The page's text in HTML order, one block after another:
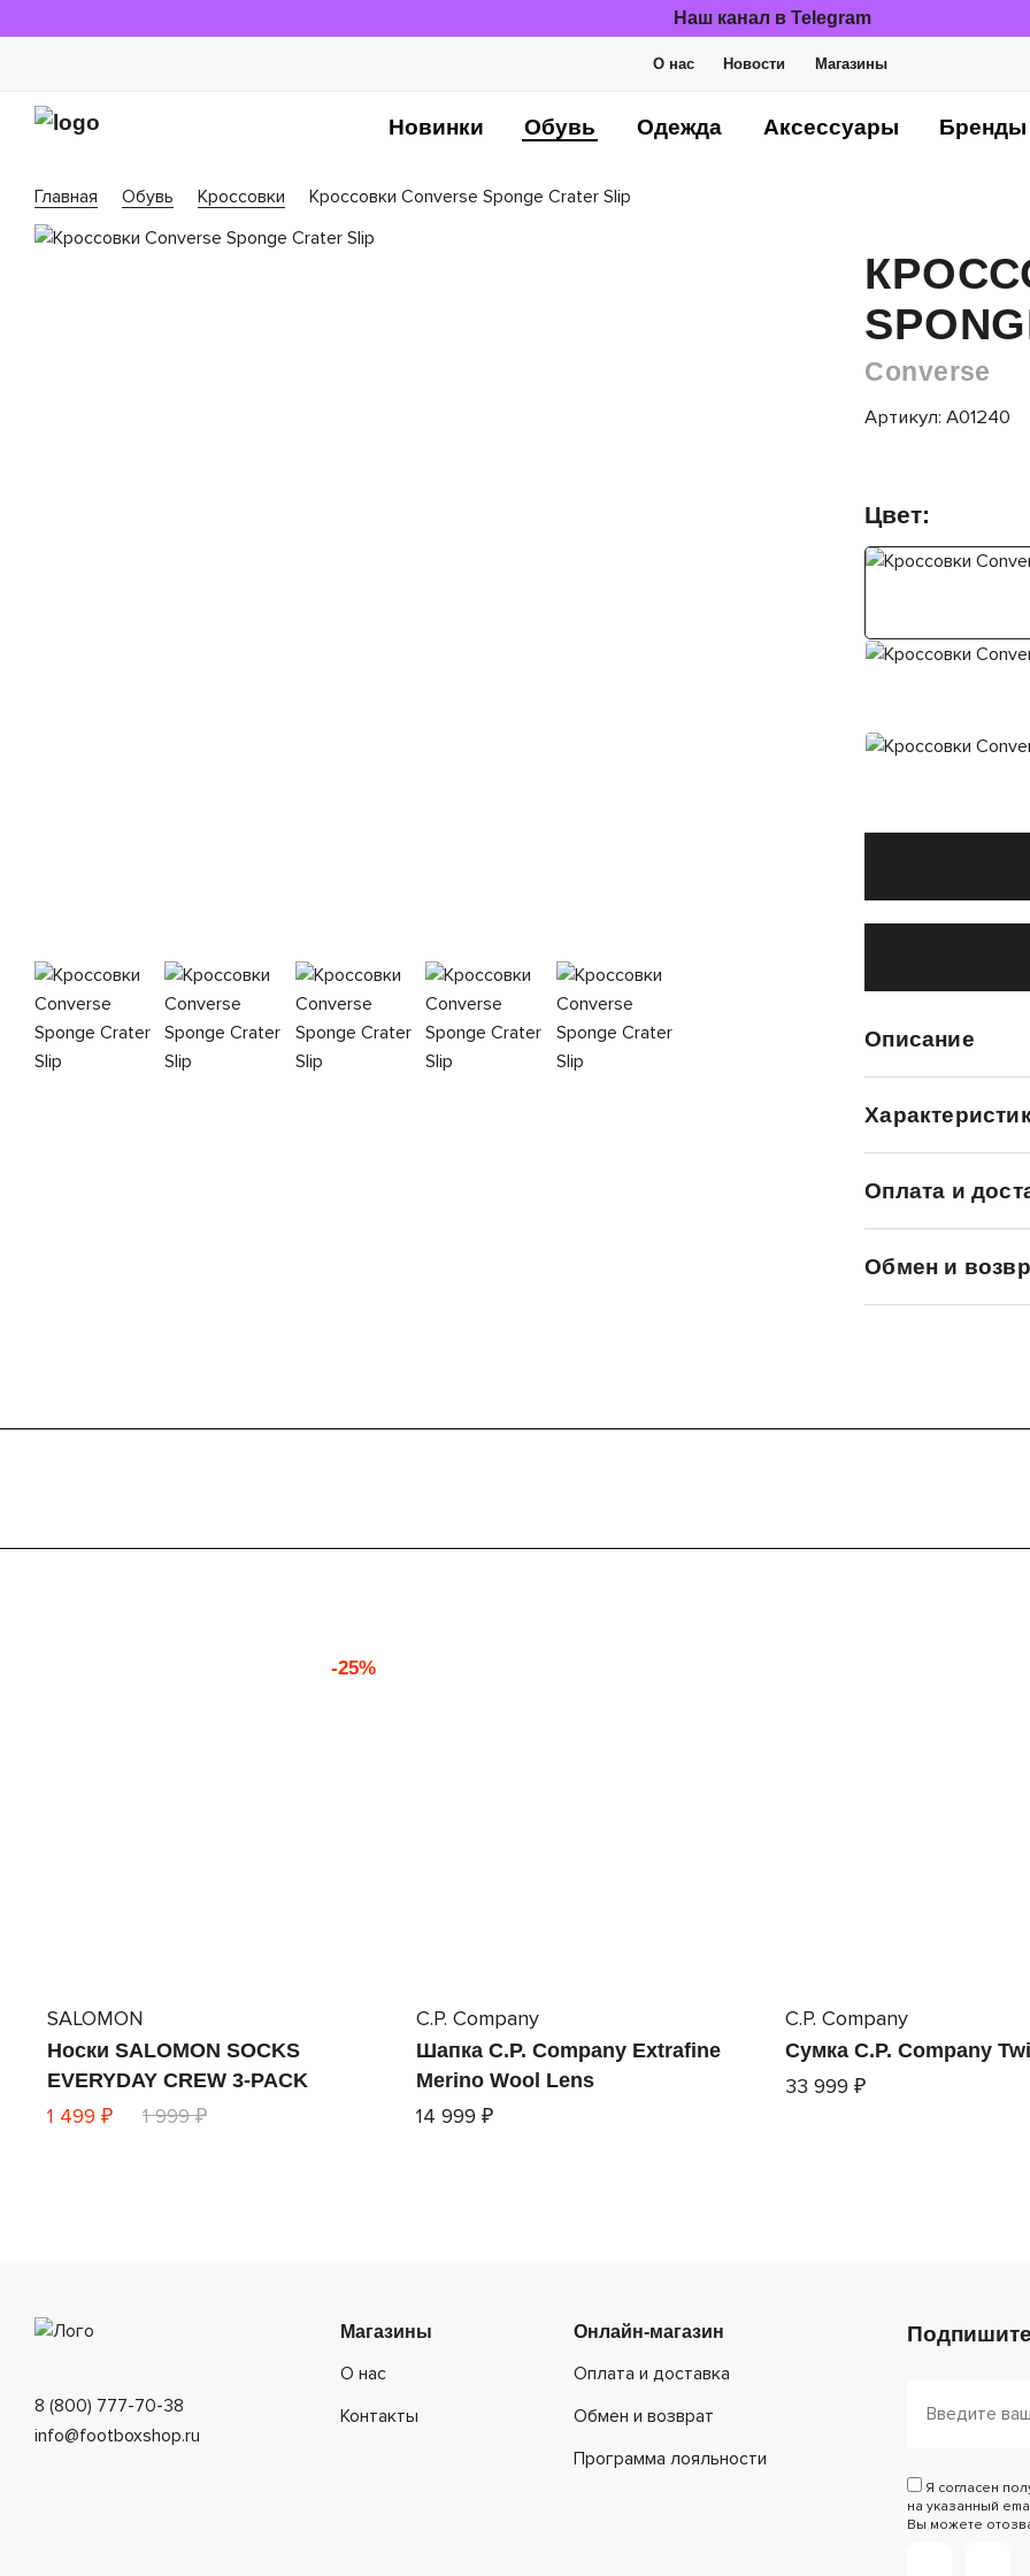
Наш канал в Telegram
О нас Новости Магазины
Новинки Обувь Одежда Аксессуары Бренды
Главная Обувь Кроссовки Кроссовки Converse Sponge Crater Slip
Converse
Артикул: A01240
Цвет:
Описание
Оплата и
Обмен и
-25%
SALOMON
Носки SALOMON SOCKS
EVERYDAY CREW 3-PACK
1 499 ₽ 1 999 ₽
C.P. Company
Шапка C.P. Company Extrafine
Merino Wool Lens
14 999 ₽
C.P. Company
Сумка C.P. Company
33 999 ₽
8 (800) 777-70-38
info@footboxshop.ru
Магазины
О нас
Контакты
Онлайн-магазин
Оплата и доставка
Обмен и возврат
Программа лояльности
Я согласен
на указанный
Вы можете